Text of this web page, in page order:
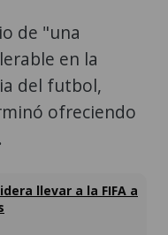
de "una
en la
del futbol,
ofreciendo
llevar a la FIFA a